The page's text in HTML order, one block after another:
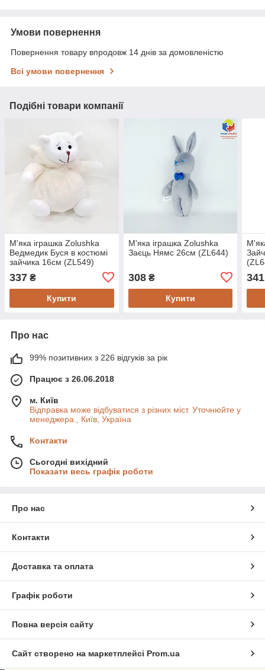
Умови повернення
Повернення товару впродовж 14 днів за домовленістю
Всі умови повернення
Подібні товари компанії
М'яка іграшка Zolushka
Ведмедик Буся в костюмі
зайчика 16см (ZL549)
337 ₴
Купити
М'яка іграшка Zolushka
Заєць Нямс 26см (ZL644)
308₴
Купити
341
Про нас
99% позитивних з 226 відгуків за рік
Працює з 26.06.2018
м. Київ
Відправка може відбуватися з різних міст. Уточнюйте у
менеджера., Київ, Україна
Контакти
Сьогодні вихідний
Показати весь графік роботи
Про нас
Контакти
Доставка та оплата
Графік роботи
Повна версія сайту
Сайт створено на маркетплейсі Prom.ua